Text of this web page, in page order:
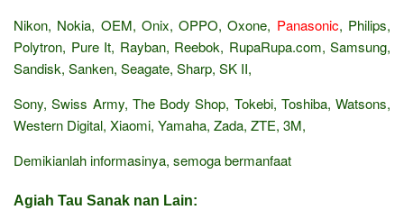
Nikon, Nokia, OEM, Onix, OPPO, Oxone, Panasonic, Philips,
Polytron, Pure It, Rayban, Reebok, RupaRupa.com, Samsung,
Sandisk, Sanken, Seagate, Sharp, SK II,
Sony, Swiss Army, The Body Shop, Tokebi, Toshiba, Watsons,
Western Digital, Xiaomi, Yamaha, Zada, ZTE, 3M,
Demikianlah informasinya, semoga bermanfaat
Agiah Tau Sanak nan Lain: